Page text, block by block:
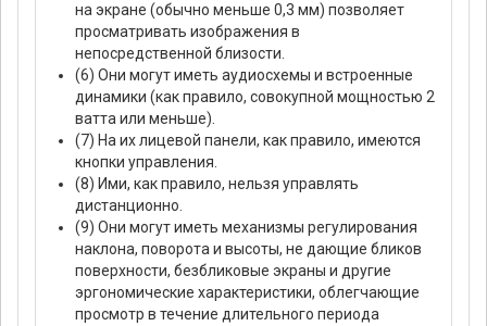
на экране (обычно меньше 0,3 мм) позволяет
просматривать изображения в
непосредственной близости.
(6) Они могут иметь аудиосхемы и встроенные
динамики (как правило, совокупной мощностью 2
ватта или меньше).
(7) На их лицевой панели, как правило, имеются
кнопки управления.
(8) Ими, как правило, нельзя управлять
дистанционно.
(9) Они могут иметь механизмы регулирования
наклона, поворота и высоты, не дающие бликов
поверхности, безбликовые экраны и другие
эргономические характеристики, облегчающие
просмотр в течение длительного периода